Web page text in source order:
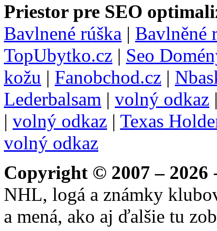
Priestor pre SEO
Bavlnené rúška | Bavlněné
TopUbytko.cz | Seo
kožu | Fanobchod.cz |
Lederbalsam | volný odkaz
| volný odkaz | Texas
volný odkaz
Copyright © 2007 – 2026
NHL, logá a známky
a mená, ako aj ďalšie tu